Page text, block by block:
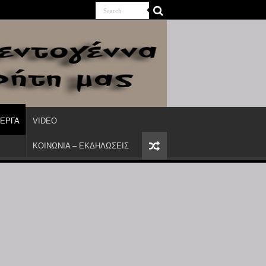
VIDEO
ΚΟΙΝΩΝΙΑ – ΕΚΔΗΛΩΣΕΙΣ